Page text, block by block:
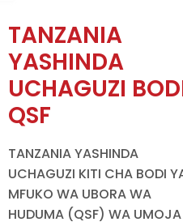
TANZANIA
YASHINDA
UCHAGUZI
QSF
TANZANIA YASHINDA
UCHAGUZI KITI CHA BODI
MFUKO WA UBORA WA
HUDUMA (QSF) WA UMOJA